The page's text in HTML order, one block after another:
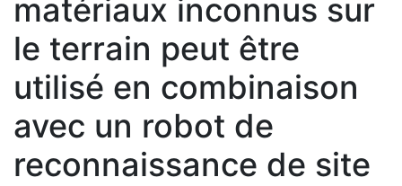
matériaux inconnus sur
le terrain peut être
utilisé en combinaison
avec un robot de
reconnaissance de site